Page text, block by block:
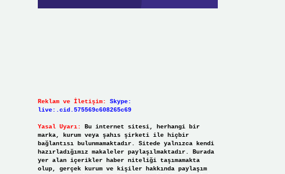
Reklam ve İletişim:
Skype:
live:.cid.575569c608265c69
Yasal Uyarı:
Bu internet sitesi, herhangi bir
marka, kurum veya şahıs şirketi ile hiçbir
bağlantısı bulunmamaktadır. Sitede yalnızca kendi
hazırladığımız makaleler paylaşılmaktadır. Burada
yer alan içerikler haber niteliği taşımamakta
olup, gerçek kurum ve kişiler hakkında paylaşım